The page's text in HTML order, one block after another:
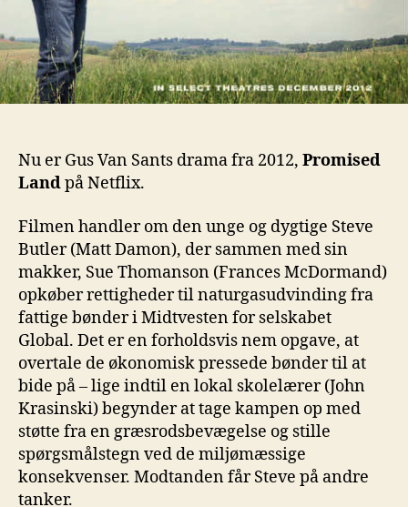
Nu er Gus Van Sants drama fra 2012, Promised
Landpå Netflix.
Filmen handler om den unge og dygtige Steve
Butler (Matt Damon), der sammen med sin
makker, Sue Thomanson (Frances McDormand)
opkøber rettigheder til naturgasudvinding fra
fattige bønder i Midtvesten for selskabet
Global. Det er en forholdsvis nem opgave, at
overtale de økonomisk pressede bønder til at
bide på – lige indtil en lokal skolelærer (John
Krasinski) begynder at tage kampen op med
støtte fra en græsrodsbevægelse og stille
spørgsmålstegn ved de miljømæssige
konsekvenser. Modtanden får Steve på andre
tanker.